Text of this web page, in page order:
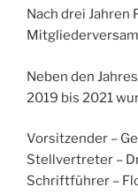
Nach drei Jahren
Neben den
2019 bis 2021
Vorsitzender –
Stellvertreter –
Schriftführer –